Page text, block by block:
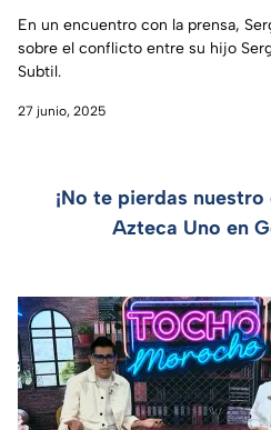
En un encuentro con la prensa,
sobre el conflicto entre su hijo
Subtil.
27 junio, 2025
¡No te pierdas
Azteca Uno en